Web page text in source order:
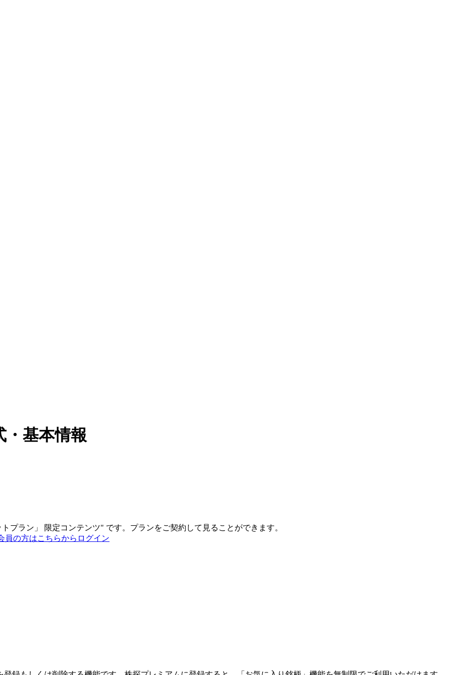
基本情報
プラン 」 限定コンテンツ" です。プランをご契約して見ることができます。
員の方はこちらからログイン